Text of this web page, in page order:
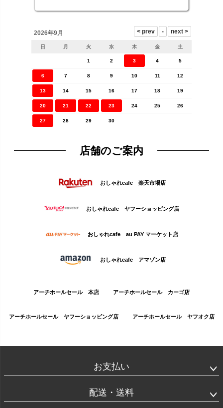
2026年9月
日 月 火 水 木 金 土
1 2 3 4 5
6 7 8 9 10 11 12
13 14 15 16 17 18 19
20 21 22 23 24 25 26
27 28 29 30
店舗のご案内
おしゃれcafe 楽天市場店
おしゃれcafe ヤフーショッピング店
おしゃれcafe au PAY マーケット店
おしゃれcafe アマゾン店
アーチホールセール 本店 アーチホールセール カーゴ店
アーチホールセール ヤフーショッピング店 アーチホールセール ヤフオク店
お支払い
配送・送料